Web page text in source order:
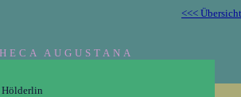
<<< Übersicht
AUGUSTANA